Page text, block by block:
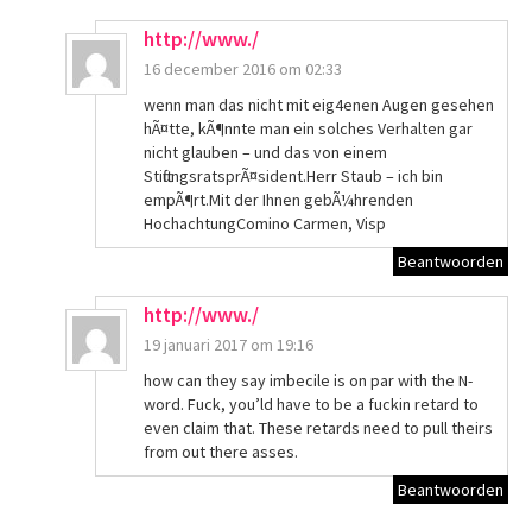
http://www./
16 december 2016 om 02:33
wenn man das nicht mit eig4enen Augen gesehen
hÃ¤tte, kÃ¶nnte man ein solches Verhalten gar
nicht glauben – und das von einem
StiftungsratsprÃ¤sident.Herr Staub – ich bin
empÃ¶rt.Mit der Ihnen gebÃ¼hrenden
HochachtungComino Carmen, Visp
Beantwoorden
http://www./
19 januari 2017 om 19:16
how can they say imbecile is on par with the N-
word. Fuck, you’ld have to be a fuckin retard to
even claim that. These retards need to pull theirs
from out there asses.
Beantwoorden